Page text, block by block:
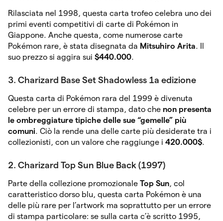
Rilasciata nel 1998, questa carta trofeo celebra uno dei
primi eventi competitivi di carte di Pokémon in
Giappone. Anche questa, come numerose carte
Pokémon rare, è stata disegnata da Mitsuhiro Arita. Il
suo prezzo si aggira sui $440.000.
3. Charizard Base Set Shadowless 1a edizione
Questa carta di Pokémon rara del 1999 è divenuta
celebre per un errore di stampa, dato che non presenta
le ombreggiature tipiche delle sue “gemelle” più
comuni. Ciò la rende una delle carte più desiderate tra i
collezionisti, con un valore che raggiunge i 420.000$.
2. Charizard Top Sun Blue Back (1997)
Parte della collezione promozionale Top Sun, col
caratteristico dorso blu, questa carta Pokémon è una
delle più rare per l’artwork ma soprattutto per un errore
di stampa particolare: se sulla carta c’è scritto 1995,